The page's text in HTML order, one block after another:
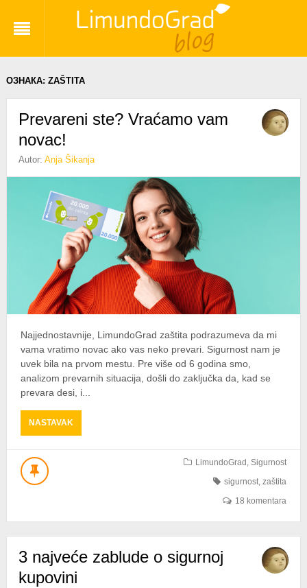
ОЗНАКА: ZAŠTITA
Prevareni ste? Vraćamo vam
novac!
Autor:Anja Šikanja
Najjednostavnije, LimundoGrad zaštita podrazumeva da mi
vama vratimo novac ako vas neko prevari. Sigurnost nam je
uvek bila na prvom mestu. Pre više od 6 godina smo,
analizom prevarnih situacija, došli do zaključka da, kad se
prevara desi, i...
NASTAVAKABOUT
PREVARENI
STE?
LimundoGrad ,Sigurnost
sigurnost,zaštita
18 komentara
3 najveće zablude o sigurnoj
kupovini